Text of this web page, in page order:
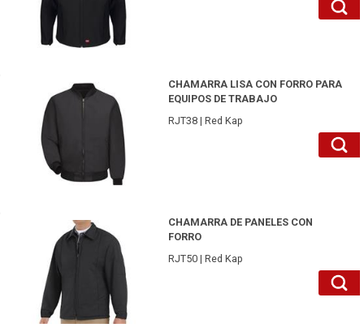
CHAMARRA LISA CON FORRO PARA
EQUIPOS DE TRABAJO
RJT38 | Red Kap
CHAMARRA DE PANELES CON
FORRO
RJT50 | Red Kap